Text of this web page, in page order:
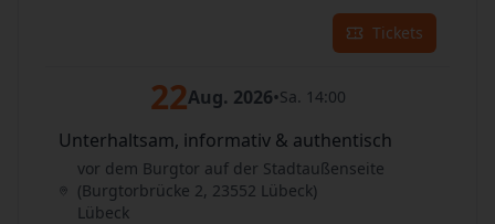
Tickets
22Aug. 2026•Sa. 14:00
Unterhaltsam, informativ & authentisch
vor dem Burgtor auf der Stadtaußenseite
(Burgtorbrücke 2, 23552 Lübeck)
Lübeck